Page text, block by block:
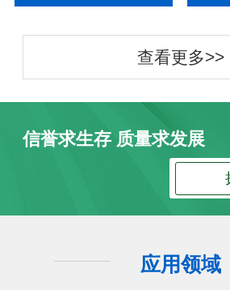
查看更多>>
信誉求生存 质量求发展
应用领域